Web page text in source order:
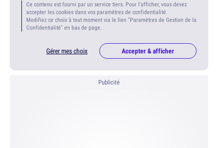
Ce contenu est fourni par un service tiers. Pour l'afficher, vous devez
accepter les cookies dans vos paramètres de confidentialité.
Modifiez ce choix à tout moment via le lien "Paramètres de Gestion de la
Confidentialité" en bas de page.
Gérer mes choix Accepter & afficher
Publicité